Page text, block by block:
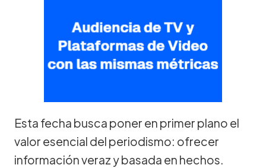
Esta fecha busca poner en primer plano el
valor esencial del periodismo: ofrecer
información veraz y basada en hechos.